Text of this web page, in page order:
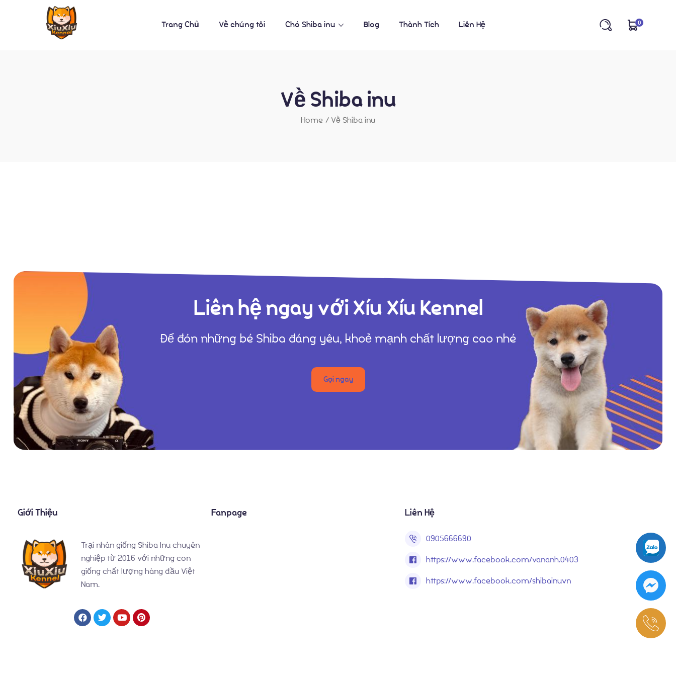
Trang Chủ Về chúng tôi Chó Shiba inu Blog Thành Tích Liên Hệ 0
Về Shiba inu
Home / Về Shiba inu
Liên hệ ngay với Xíu Xíu Kennel
Để đón những bé Shiba đáng yêu, khoẻ mạnh chất lượng cao nhé
Gọi ngay
Giới Thiệu
Trại nhân giống Shiba Inu chuyên
nghiệp từ 2016 với những con
giống chất lượng hàng đầu Việt
Nam.
Fanpage Liên Hệ
0905666690
https://www.facebook.com/vananh.0403
https://www.facebook.com/shibainuvn